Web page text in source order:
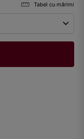
Tabel cu mărimi